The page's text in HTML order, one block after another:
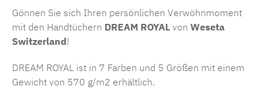
Gönnen Sie sich Ihren persönlichen Verwöhnmoment
mit den Handtüchern DREAM ROYAL von Weseta
Switzerland!
DREAM ROYAL ist in 7 Farben und 5 Größen mit einem
Gewicht von 570 g/m2 erhältlich.